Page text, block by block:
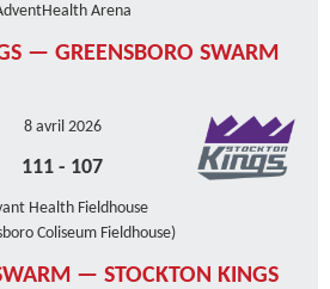
Arena
— GREENSBORO SWARM
8 avril 2026
111 - 107
Health Fieldhouse
Coliseum Fieldhouse)
— STOCKTON KINGS